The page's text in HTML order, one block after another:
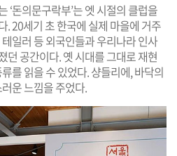
‘돈의문구락부’는 엣 시절의 클럽을
. 20세기 초 한국에 실제 마을에 거주
일러 등 외국인들과 우리나라 인사
던 공간이다. 옛 시대를 그대로 재현
를 읽을 수 있었다. 샹들리에, 바닥의
운 느낌을 주었다.